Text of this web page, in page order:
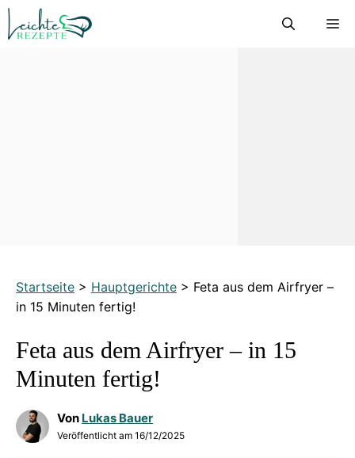
Zum
Inhalt
Startseite > Hauptgerichte > Feta aus dem Airfryer –
in 15 Minuten fertig!
Feta aus dem Airfryer – in 15
Minuten fertig!
Von Lukas Bauer
Veröffentlicht am 16/12/2025